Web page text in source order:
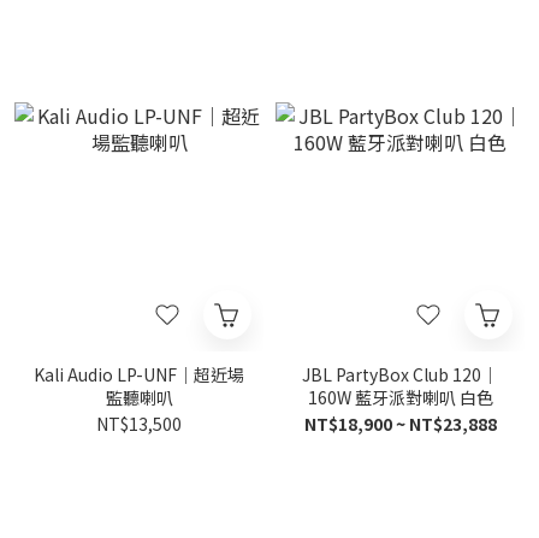
Kali Audio LP-UNF｜超近場
監聽喇叭
NT$13,500
JBL PartyBox Club 120｜
160W 藍牙派對喇叭 白色
NT$18,900 ~ NT$23,888